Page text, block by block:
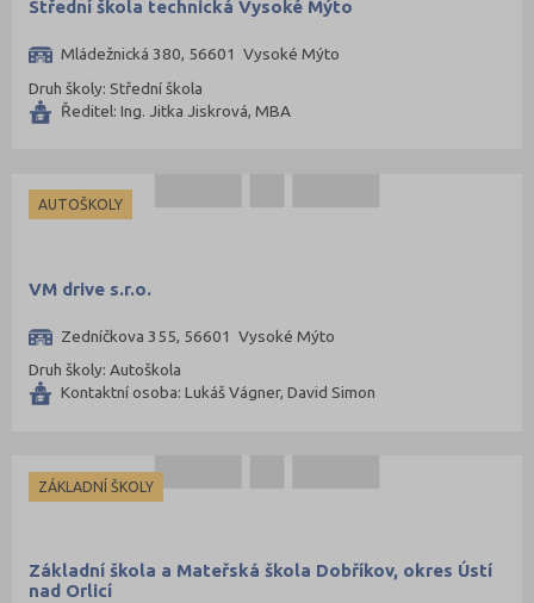
Střední škola technická Vysoké Mýto
Mládežnická 380, 56601 Vysoké Mýto
Druh školy: Střední škola
Ředitel: Ing. Jitka Jiskrová, MBA
AUTOŠKOLY
VM drive s.r.o.
Zedníčkova 355, 56601 Vysoké Mýto
Druh školy: Autoškola
Kontaktní osoba: Lukáš Vágner, David Simon
ZÁKLADNÍ ŠKOLY
Základní škola a Mateřská škola Dobříkov, okres Ústí
nad Orlicí